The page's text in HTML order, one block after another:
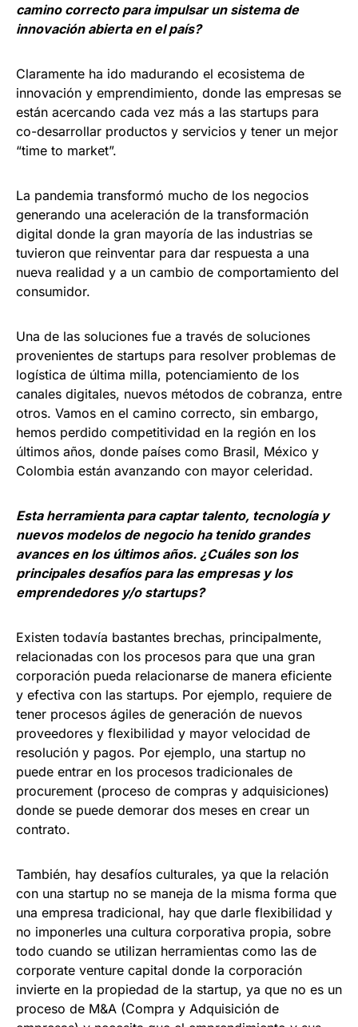
camino correcto para impulsar un sistema de
innovación abierta en el país?
Claramente ha ido madurando el ecosistema de
innovación y emprendimiento, donde las empresas se
están acercando cada vez más a las startups para
co-desarrollar productos y servicios y tener un mejor
“time to market”.
La pandemia transformó mucho de los negocios
generando una aceleración de la transformación
digital donde la gran mayoría de las industrias se
tuvieron que reinventar para dar respuesta a una
nueva realidad y a un cambio de comportamiento del
consumidor.
Una de las soluciones fue a través de soluciones
provenientes de startups para resolver problemas de
logística de última milla, potenciamiento de los
canales digitales, nuevos métodos de cobranza, entre
otros. Vamos en el camino correcto, sin embargo,
hemos perdido competitividad en la región en los
últimos años, donde países como Brasil, México y
Colombia están avanzando con mayor celeridad.
Esta herramienta para captar talento, tecnología y
nuevos modelos de negocio ha tenido grandes
avances en los últimos años. ¿Cuáles son los
principales desafíos para las empresas y los
emprendedores y/o startups?
Existen todavía bastantes brechas, principalmente,
relacionadas con los procesos para que una gran
corporación pueda relacionarse de manera eficiente
y efectiva con las startups. Por ejemplo, requiere de
tener procesos ágiles de generación de nuevos
proveedores y flexibilidad y mayor velocidad de
resolución y pagos. Por ejemplo, una startup no
puede entrar en los procesos tradicionales de
procurement (proceso de compras y adquisiciones)
donde se puede demorar dos meses en crear un
contrato.
También, hay desafíos culturales, ya que la relación
con una startup no se maneja de la misma forma que
una empresa tradicional, hay que darle flexibilidad y
no imponerles una cultura corporativa propia, sobre
todo cuando se utilizan herramientas como las de
corporate venture capital donde la corporación
invierte en la propiedad de la startup, ya que no es un
proceso de M&A (Compra y Adquisición de